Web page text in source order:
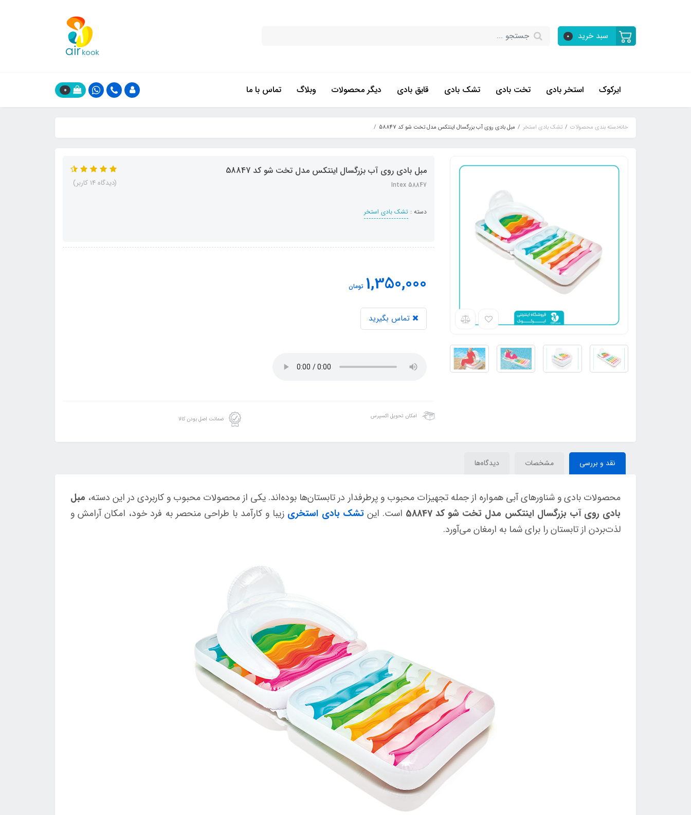
سبد خرید 0
ایرکوک استخر بادی تخت بادی تشک بادی قایق بادی دیگر محصولات وبلاگ تماس با ما 0
خانهدسته بندی محصولات تشک بادی استخر مبل بادی روی آب بزرگسال اینتکس مدل تخت شو کد 58847
مبل بادی روی آب بزرگسال اینتکس مدل تخت شو کد 58847
Intex 58847
دسته : تشک بادی استخر
(دیدگاه 14 کاربر)
1,350,000 تومان
تماس بگیرید
امکان تحویل اکسپرس ضمانت اصل بودن کالا
نقد و بررسی مشخصات دیدگاه‌ها
محصولات بادی و شناورهای آبی همواره از جمله تجهیزات محبوب و پرطرفدار در تابستان‌ها بوده‌اند. یکی از محصولات محبوب و کاربردی در این دسته، مبل
بادی روی آب بزرگسال اینتکس مدل تخت شو کد 58847
است. اینتشک بادی استخری زیبا و کارآمد با طراحی منحصر به فرد خود، امکان آرامش و
لذت‌بردن از تابستان را برای شما به ارمغان می‌آورد.